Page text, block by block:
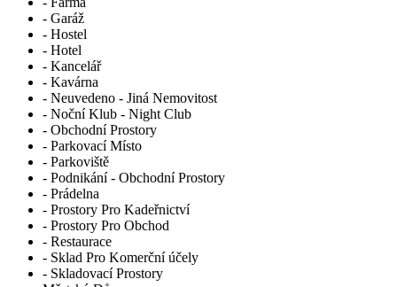
- Garáž
- Hostel
- Hotel
- Kancelář
- Kavárna
- Neuvedeno - Jiná Nemovitost
- Noční Klub - Night Club
- Obchodní Prostory
- Parkovací Místo
- Parkoviště
- Podnikání - Obchodní Prostory
- Prádelna
- Prostory Pro Kadeřnictví
- Prostory Pro Obchod
- Restaurace
- Sklad Pro Komerční účely
- Skladovací Prostory